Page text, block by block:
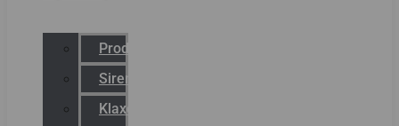
Productcatalogus
Sirena
Klaxon